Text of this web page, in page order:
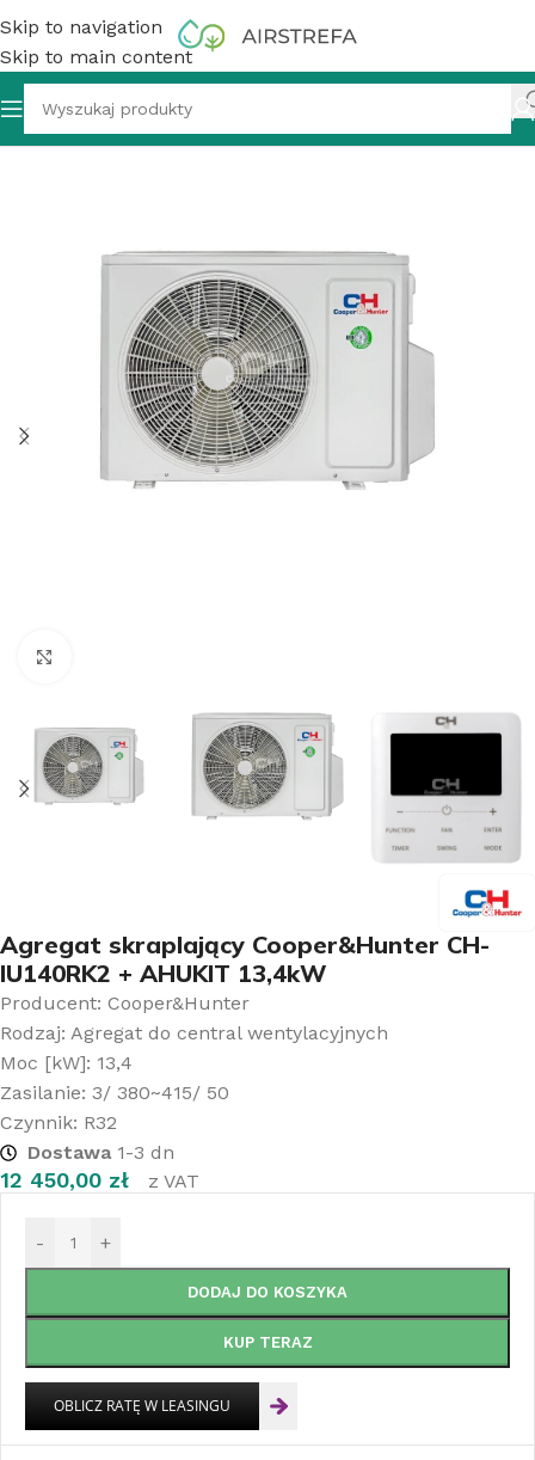
Skip to navigation
Skip to main content
Cooper&Hunter CH-IU140RK2 + AHUKIT 13,4kW
Agregat skraplający Cooper&Hunter CH-
IU140RK2 + AHUKIT 13,4kW
Producent: Cooper&Hunter
Rodzaj: Agregat do central wentylacyjnych
Moc [kW]: 13,4
Zasilanie: 3/ 380~415/ 50
Czynnik: R32
Dostawa1-3 dn
12 450,00 zł z VAT
- +
DODAJ DO KOSZYKA
KUP TERAZ